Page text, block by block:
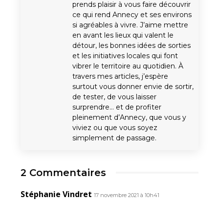
prends plaisir à vous faire découvrir
ce qui rend Annecy et ses environs
si agréables à vivre. J’aime mettre
en avant les lieux qui valent le
détour, les bonnes idées de sorties
et les initiatives locales qui font
vibrer le territoire au quotidien. À
travers mes articles, j’espère
surtout vous donner envie de sortir,
de tester, de vous laisser
surprendre… et de profiter
pleinement d’Annecy, que vous y
viviez ou que vous soyez
simplement de passage.
2 Commentaires
Stéphanie Vindret 17 novembre 2021 à 10h41